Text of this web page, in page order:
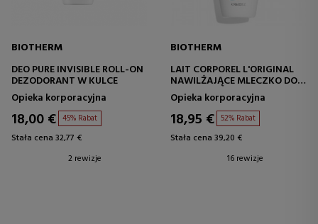
BIOTHERM
DEO PURE INVISIBLE ROLL-ON
DEZODORANT W KULCE
Opieka korporacyjna
18,00 € 45% Rabat
Stała cena 32,77 €
2 rewizje
BIOTHERM
LAIT CORPOREL L'ORIGINAL
NAWILŻAJĄCE MLECZKO DO
CIAŁA
Opieka korporacyjna
18,95 € 52% Rabat
Stała cena 39,20 €
16 rewizje